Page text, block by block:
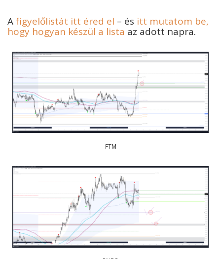
Afigyelőlistát itt éred el – és itt mutatom be,
hogy hogyan készül a lista az adott napra.
FTM